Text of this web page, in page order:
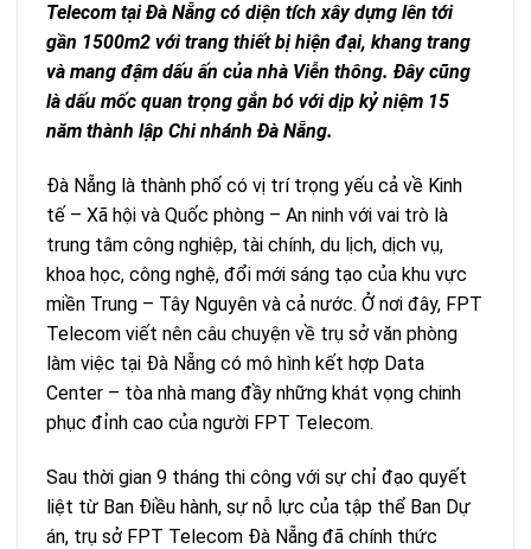
Telecom tại Đà Nẵng có diện tích xây dựng lên tới
gần 1500m2 với trang thiết bị hiện đại, khang trang
và mang đậm dấu ấn của nhà Viễn thông. Đây cũng
là dấu mốc quan trọng gắn bó với dịp kỷ niệm 15
năm thành lập Chi nhánh Đà Nẵng.
Đà Nẵng là thành phố có vị trí trọng yếu cả về Kinh
tế – Xã hội và Quốc phòng – An ninh với vai trò là
trung tâm công nghiệp, tài chính, du lịch, dịch vụ,
khoa học, công nghệ, đổi mới sáng tạo của khu vực
miền Trung – Tây Nguyên và cả nước. Ở nơi đây, FPT
Telecom viết nên câu chuyện về trụ sở văn phòng
làm việc tại Đà Nẵng có mô hình kết hợp Data
Center – tòa nhà mang đầy những khát vọng chinh
phục đỉnh cao của người FPT Telecom.
Sau thời gian 9 tháng thi công với sự chỉ đạo quyết
liệt từ Ban Điều hành, sự nỗ lực của tập thể Ban Dự
án, trụ sở FPT Telecom Đà Nẵng đã chính thức